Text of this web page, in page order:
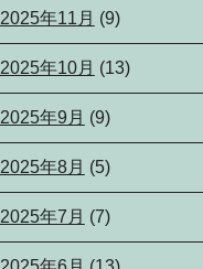
2025年11月 (9)
2025年10月 (13)
2025年9月 (9)
2025年8月 (5)
2025年7月 (7)